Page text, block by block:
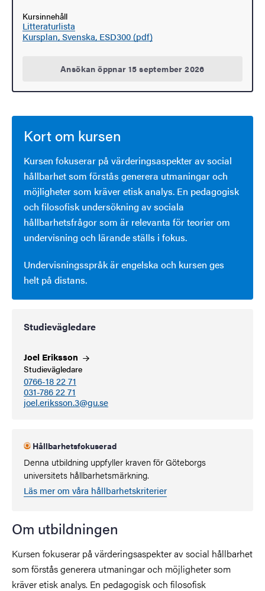
Kursinnehåll
Litteraturlista
Kursplan, Svenska, ESD300 (pdf)
Ansökan öppnar 15 september 2026
Kort om kursen
Kursen fokuserar på värderingsaspekter av social
hållbarhet som förstås generera utmaningar och
möjligheter som kräver etisk analys. En pedagogisk
och filosofisk undersökning av sociala
hållbarhetsfrågor som är relevanta för teorier om
undervisning och lärande ställs i fokus.
Undervisningsspråk är engelska och kursen ges
helt på distans.
Studievägledare
Joel Eriksson
Studievägledare
0766-18 22 71
031-786 22 71
joel.eriksson.3@gu.se
Hållbarhetsfokuserad
Denna utbildning uppfyller kraven för Göteborgs
universitets hållbarhetsmärkning.
Läs mer om våra hållbarhetskriterier
Om utbildningen
Kursen fokuserar på värderingsaspekter av social hållbarhet
som förstås generera utmaningar och möjligheter som
kräver etisk analys. En pedagogisk och filosofisk